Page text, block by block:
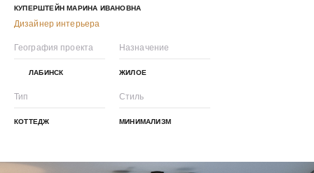
КУПЕРШТЕЙН МАРИНА ИВАНОВНА
Дизайнер интерьера
География проекта
ЛАБИНСК
Назначение
ЖИЛОЕ
Тип
КОТТЕДЖ
Стиль
МИНИМАЛИЗМ